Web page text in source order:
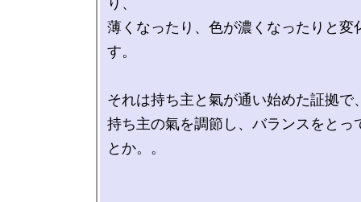
薄くなったり、色が濃くなったりと変
す。
それは持ち主と氣が通い始めた証拠で
持ち主の氣を調節し、バランスをとっ
とか。。